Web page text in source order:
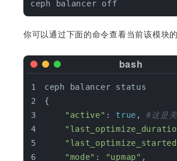
你可以通过下面的命令查看当前该模块
ceph balancer status
{
"active" : true , #这是
"mode" : "upmap" ,